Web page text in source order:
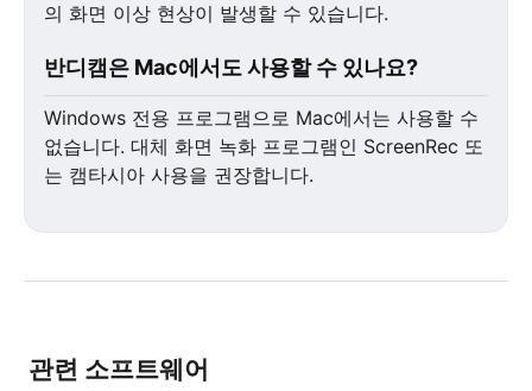
의 화면 이상 현상이 발생할 수 있습니다.
반디캠은 Mac에서도 사용할 수 있나요?
Windows 전용 프로그램으로 Mac에서는 사용할 수
없습니다. 대체 화면 녹화 프로그램인 ScreenRec 또
는 캠타시아 사용을 권장합니다.
관련 소프트웨어